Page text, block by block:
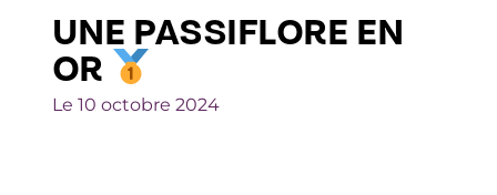
UNE PASSIFLORE EN
OR
Le 10 octobre 2024